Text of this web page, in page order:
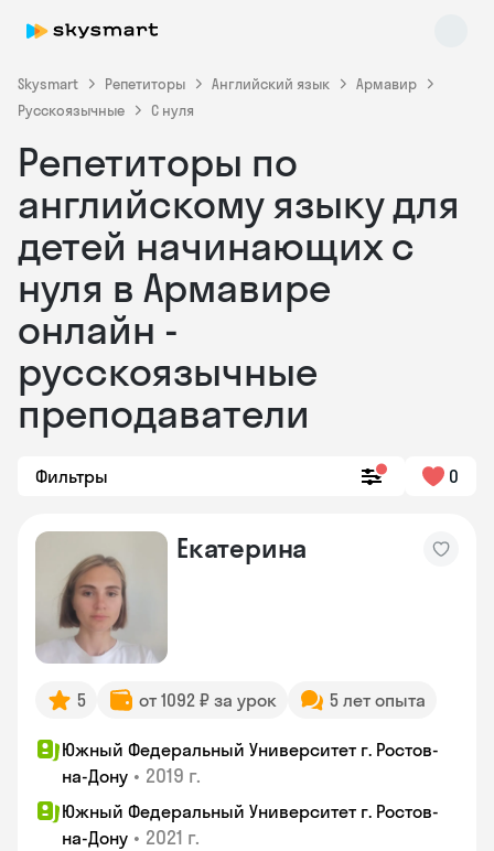
Skysmart Репетиторы Английский язык
Армавир
Русскоязычные
С нуля
Репетиторы по
английскому языку для
детей начинающих с
нуля в Армавире
онлайн -
русскоязычные
преподаватели
Фильтры 0
Екатерина
5 от 1092 ₽ за урок 5 лет опыта
Южный Федеральный Университет г. Ростов-
на-Дону • 2019 г.
Южный Федеральный Университет г. Ростов-
на-Дону • 2021 г.
Skysmart Chat